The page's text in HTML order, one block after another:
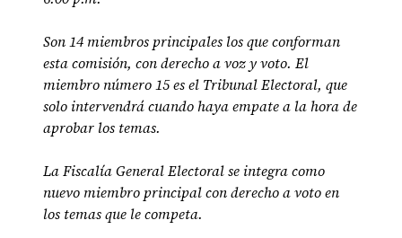
Son 14 miembros principales los que conforman
esta comisión, con derecho a voz y voto. El
miembro número 15 es el Tribunal Electoral, que
solo intervendrá cuando haya empate a la hora de
aprobar los temas.
La Fiscalía General Electoral se integra como
nuevo miembro principal con derecho a voto en
los temas que le competa.